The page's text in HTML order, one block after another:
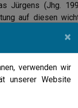
Jürgens (Jhg.
auf diesen
rechten Hand mit
auch
18. Platz von
mehr als
×
verwenden wir
unserer Website